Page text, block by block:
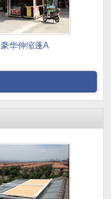
豪华伸缩蓬A